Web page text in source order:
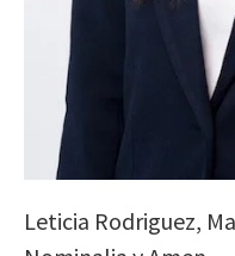
Leticia Rodriguez,